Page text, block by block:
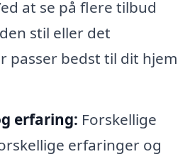
at se på flere tilbud
stil eller det
passer bedst til dit hjem
erfaring: Forskellige
erfaringer og